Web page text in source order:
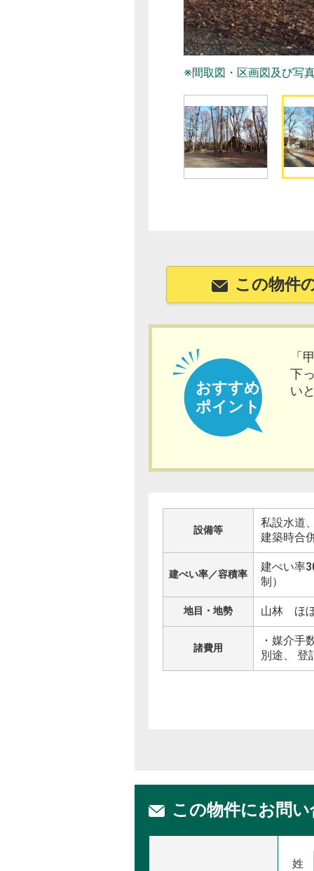
※間取図・区画図及び写
この物件
おすすめ
ポイント
「
下
い
設備等
私設水道
建築時合
建ぺい率／容積率
建ぺい率
制）
地目・地勢 山林 ほ
諸費用
・媒介手
別途、 登
この物件にお問
姓